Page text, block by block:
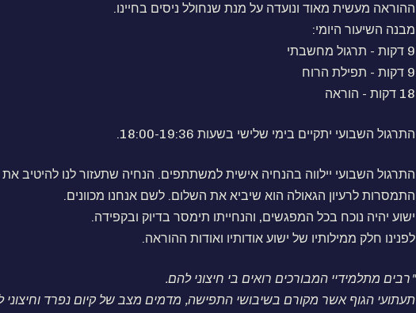
ההוראה מעשית מאוד ונועדה על מנת שנחולל ניסים בחיינו.
מבנה השיעור היומי:
9 דקות - תרגול מחשבתי
9 דקות - תפילת הרוח
18 דקות - הוראה
התרגול השבועי יתקיים בימי שלישי בשעות 18:00-19:36.
התרגול השבועי יילווה בהנחיה אישית למשתתפים. הנחיה שתעזור לנו להיטיב
התמסרות לרעיון הגאולה הוא שיביא את השלום. לשם אנחנו מכוונים.
ישוע יהיה נוכח בכל המפגשים, והנחייתו תימסר בדיוק ובקפידה.
לפנינו חלק ממילותיו של ישוע אודותיו ואודות ההוראה.
"רבים מתלמידיי המבורכים רואים בי חיצוני להם.
תעתועי הגוף אשר מקורם בשיבושי התפישה, מדמים מצב של קיום נפרד וחיצוני